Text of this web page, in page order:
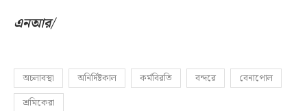
এনআর/
অচলাবস্থা অনির্দিষ্টকাল কর্মবিরতি বন্দরে
বেনাপোল
শ্রমিকেরা